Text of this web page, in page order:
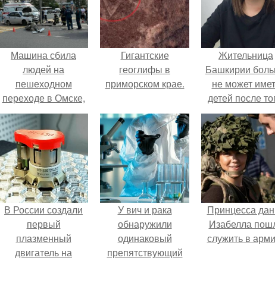
Машина сбила
людей на
пешеходном
переходе в Омске,
пострадали 8
человек.
Гигантские
геоглифы в
приморском крае.
Жительница
Башкирии
не может
детей после
как медики
ей аборт на
месяце
оставили в
плаценту.
В России создали
первый
плазменный
двигатель на
У вич и рака
обнаружили
одинаковый
препятствующий
Принцесса
Изабелла
служить в